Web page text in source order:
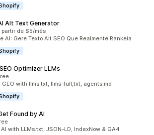
Alt Text Generator
partir de $5/mês
AI: Gere Texto Alt SEO Que Realmente Rankeia
Optimizer LLMs
GEO with llms.txt, llms-full,txt, agents.md
Found by AI
with LLMs.txt, JSON-LD, IndexNow & GA4